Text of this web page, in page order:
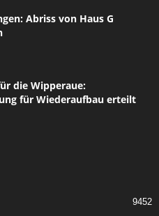
Abriss von Haus G
die Wipperaue:
für Wiederaufbau erteilt
9452